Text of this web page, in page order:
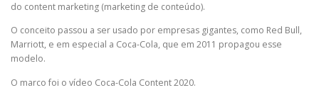
do content marketing (marketing de conteúdo).
O conceito passou a ser usado por empresas gigantes, como Red Bull,
Marriott, e em especial a Coca-Cola, que em 2011 propagou esse
modelo.
O marco foi o vídeo Coca-Cola Content2020.